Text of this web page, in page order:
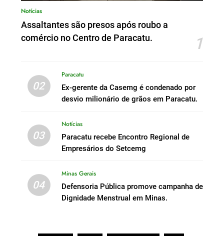
Notícias
Assaltantes são presos após roubo a
comércio no Centro de Paracatu.
1
02
Paracatu
Ex-gerente da Casemg é condenado por
desvio milionário de grãos em Paracatu.
03
Notícias
Paracatu recebe Encontro Regional de
Empresários do Setcemg
04
Minas Gerais
Defensoria Pública promove campanha de
Dignidade Menstrual em Minas.